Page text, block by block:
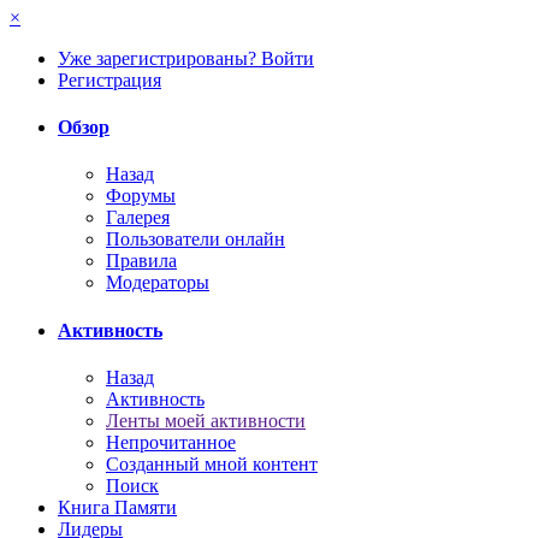
×
Уже зарегистрированы? Войти
Регистрация
Обзор
Назад
Форумы
Галерея
Пользователи онлайн
Правила
Модераторы
Активность
Назад
Активность
Ленты моей активности
Непрочитанное
Созданный мной контент
Поиск
Книга Памяти
Лидеры